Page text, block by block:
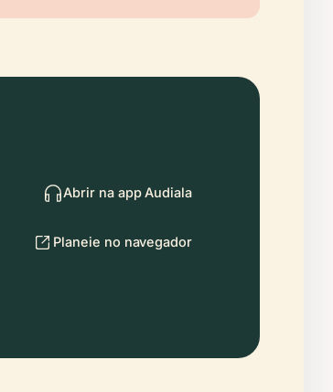
Abrir na app Audiala
Planeie no navegador